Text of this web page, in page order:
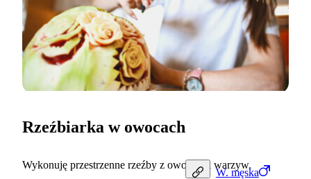
W. męska
Rzeźbiarka w owocach
Wykonuję przestrzenne rzeźby z owoców i warzyw.